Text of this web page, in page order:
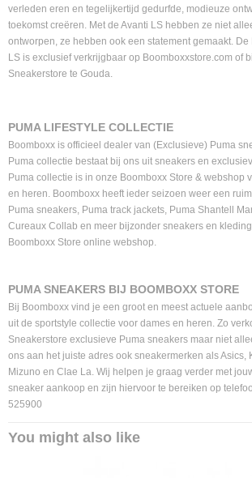
verleden eren en tegelijkertijd gedurfde, modieuze
toekomst creëren. Met de Avanti LS hebben ze niet
ontworpen, ze hebben ook een statement gemaakt. De
LS is exclusief verkrijgbaar op Boomboxxstore.com of
Sneakerstore te Gouda.
PUMA LIFESTYLE COLLECTIE
Boomboxx is officieel dealer van (Exclusieve) Puma
Puma collectie bestaat bij ons uit sneakers en
Puma collectie is in onze Boomboxx Store & webshop
en heren. Boomboxx heeft ieder seizoen weer een
Puma sneakers, Puma track jackets, Puma Shantell
Cureaux Collab en meer bijzonder sneakers en
Boomboxx Store online webshop.
PUMA SNEAKERS BIJ BOOMBOXX STORE
Bij Boomboxx vind je een groot en meest actuele
uit de sportstyle collectie voor dames en heren. Zo
Sneakerstore exclusieve Puma sneakers maar niet
ons aan het juiste adres ook sneakermerken als Asics,
Mizuno en Clae La. Wij helpen je graag verder met
sneaker aankoop en zijn hiervoor te bereiken op
525900
You might also like